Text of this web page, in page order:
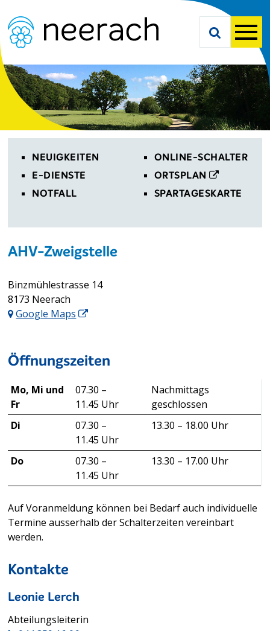
Suche
Toplinks
NEUIGKEITEN
E-DIENSTE
NOTFALL
ONLINE-SCHALTER
ORTSPLAN
SPARTAGESKARTE
AHV-Zweigstelle
Adresse
Binzmühlestrasse 14
8173 Neerach
Google Maps
Öffnungszeiten
Mo, Mi und
Fr
07.30 –
11.45 Uhr
Nachmittags
geschlossen
Di
07.30 –
11.45 Uhr
13.30 – 18.00 Uhr
Do
07.30 –
11.45 Uhr
13.30 – 17.00 Uhr
Auf Voranmeldung können bei Bedarf auch individuelle
Termine ausserhalb der Schalterzeiten vereinbart
werden.
Kontakte
Leonie Lerch
Funktion
Abteilungsleiterin